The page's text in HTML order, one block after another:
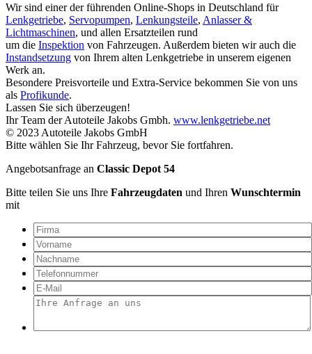
Wir sind einer der führenden Online-Shops in Deutschland für
Lenkgetriebe, Servopumpen, Lenkungsteile, Anlasser &
Lichtmaschinen, und allen Ersatzteilen rund
um die Inspektion von Fahrzeugen. Außerdem bieten wir auch die
Instandsetzung von Ihrem alten Lenkgetriebe in unserem eigenen
Werk an.
Besondere Preisvorteile und Extra-Service bekommen Sie von uns
als Profikunde.
Lassen Sie sich überzeugen!
Ihr Team der Autoteile Jakobs Gmbh. www.lenkgetriebe.net
© 2023 Autoteile Jakobs GmbH
Bitte wählen Sie Ihr Fahrzeug, bevor Sie fortfahren.
Angebotsanfrage an Classic Depot 54
Bitte teilen Sie uns Ihre Fahrzeugdaten und Ihren Wunschtermin
mit